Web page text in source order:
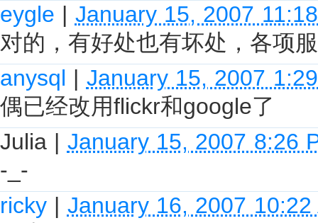
eygle | January 15, 2007
对的，有好处也有坏处，各项
anysql | January 15, 2007
偶已经改用flickr和google了
Julia | January 15, 2007 8:26
-_-
ricky | January 16, 2007 10:22